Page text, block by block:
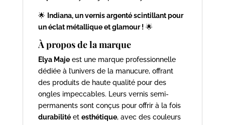
🌟 Indiana, un vernis argenté scintillant pour
un éclat métallique et glamour !🌟
À propos de la marque
Elya Majeest une marque professionnelle
dédiée à l’univers de la manucure, offrant
des produits de haute qualité pour des
ongles impeccables. Leurs vernis semi-
permanents sont conçus pour offrir à la fois
durabilitéet esthétique, avec des couleurs